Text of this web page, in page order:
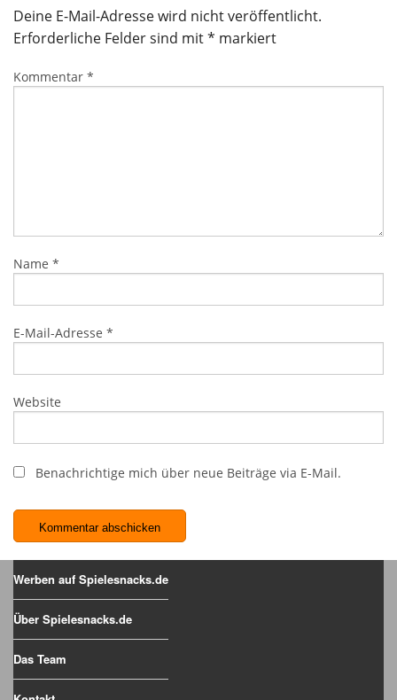
Deine E-Mail-Adresse wird nicht veröffentlicht.
Erforderliche Felder sind mit* markiert
Kommentar *
Name *
E-Mail-Adresse *
Website
Benachrichtige mich über neue Beiträge via E-Mail.
Werben auf Spielesnacks.de
Über Spielesnacks.de
Das Team